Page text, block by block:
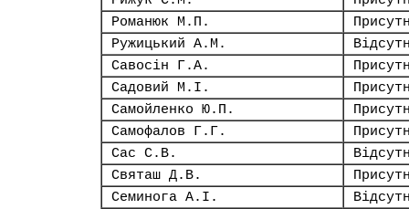
Романюк М.П.
Ружицький А.М.
Савосін Г.А.
Садовий М.І.
Самойленко Ю.П.
Самофалов Г.Г.
Сас С.В.
Святаш Д.В.
Семинога А.І.